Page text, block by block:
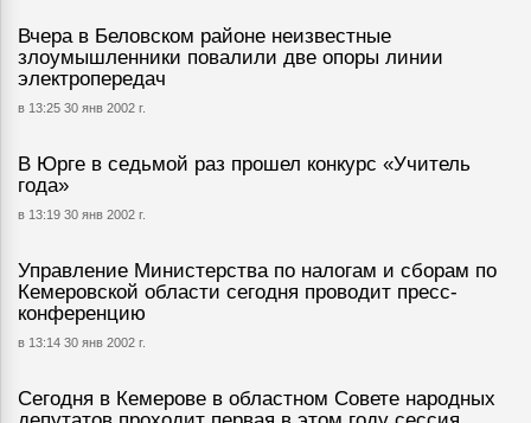
Вчера в Беловском районе неизвестные
злоумышленники повалили две опоры линии
электропередач
в 13:25 30 янв 2002 г.
В Юрге в седьмой раз прошел конкурс «Учитель
года»
в 13:19 30 янв 2002 г.
Управление Министерства по налогам и сборам по
Кемеровской области сегодня проводит пресс-
конференцию
в 13:14 30 янв 2002 г.
Сегодня в Кемерове в областном Совете народных